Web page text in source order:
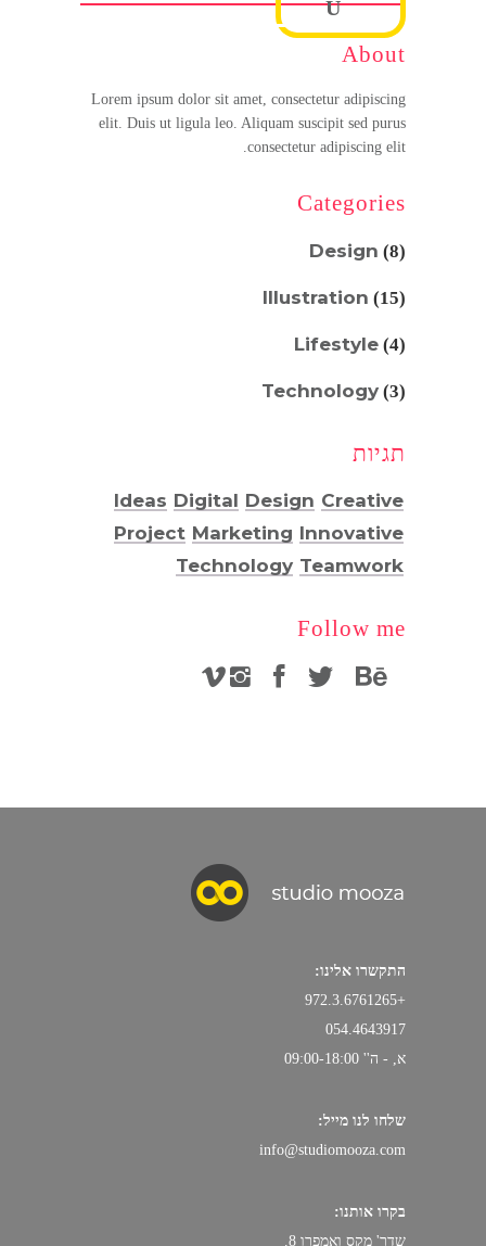
About
Lorem ipsum dolor sit amet, consectetur adipiscing
elit. Duis ut ligula leo. Aliquam suscipit sed purus
consectetur adipiscing elit.
Categories
Design (8)
Illustration (15)
Lifestyle (4)
Technology (3)
תגיות
Creative
Design
Digital
Ideas
Innovative
Marketing
Project
Teamwork
Technology
Follow me
התקשרו אלינו:
+972.3.6761265
054.4643917
א, - ה'' 09:00-18:00
שלחו לנו מייל:
info@studiomooza.com
בקרו אותנו:
שדר' מקס ואמפרו 8.